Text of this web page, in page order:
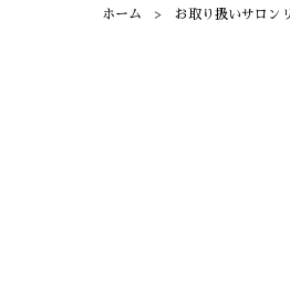
ホーム お取り扱いサロン